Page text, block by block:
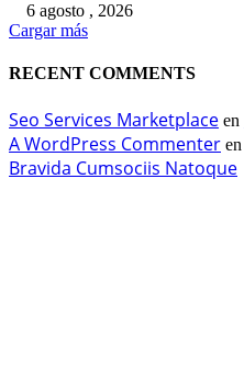
6 agosto , 2026
Cargar más
RECENT COMMENTS
Seo Services Marketplace en
A WordPress Commenter en
Bravida Cumsociis Natoque